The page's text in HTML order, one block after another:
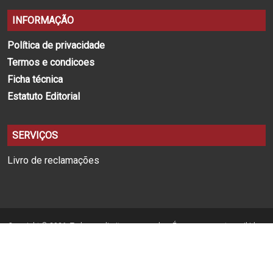
INFORMAÇÃO
Política de privacidade
Termos e condicoes
Ficha técnica
Estatuto Editorial
SERVIÇOS
Livro de reclamações
Copyright © 2026. Todos os direitos reservados. É expressamente proibida a